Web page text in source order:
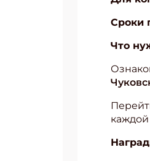
Сроки
Что
каждой